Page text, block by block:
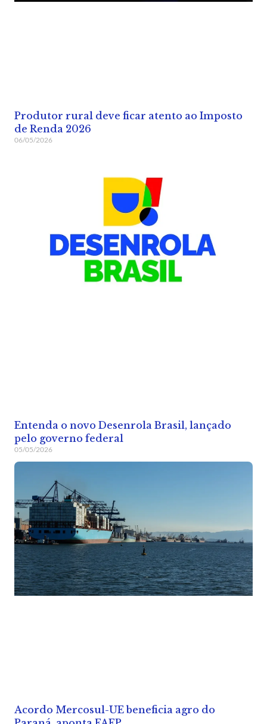
Produtor rural deve ficar atento ao Imposto
de Renda 2026
06/05/2026
Entenda o novo Desenrola Brasil, lançado
pelo governo federal
05/05/2026
Acordo Mercosul-UE beneficia agro do